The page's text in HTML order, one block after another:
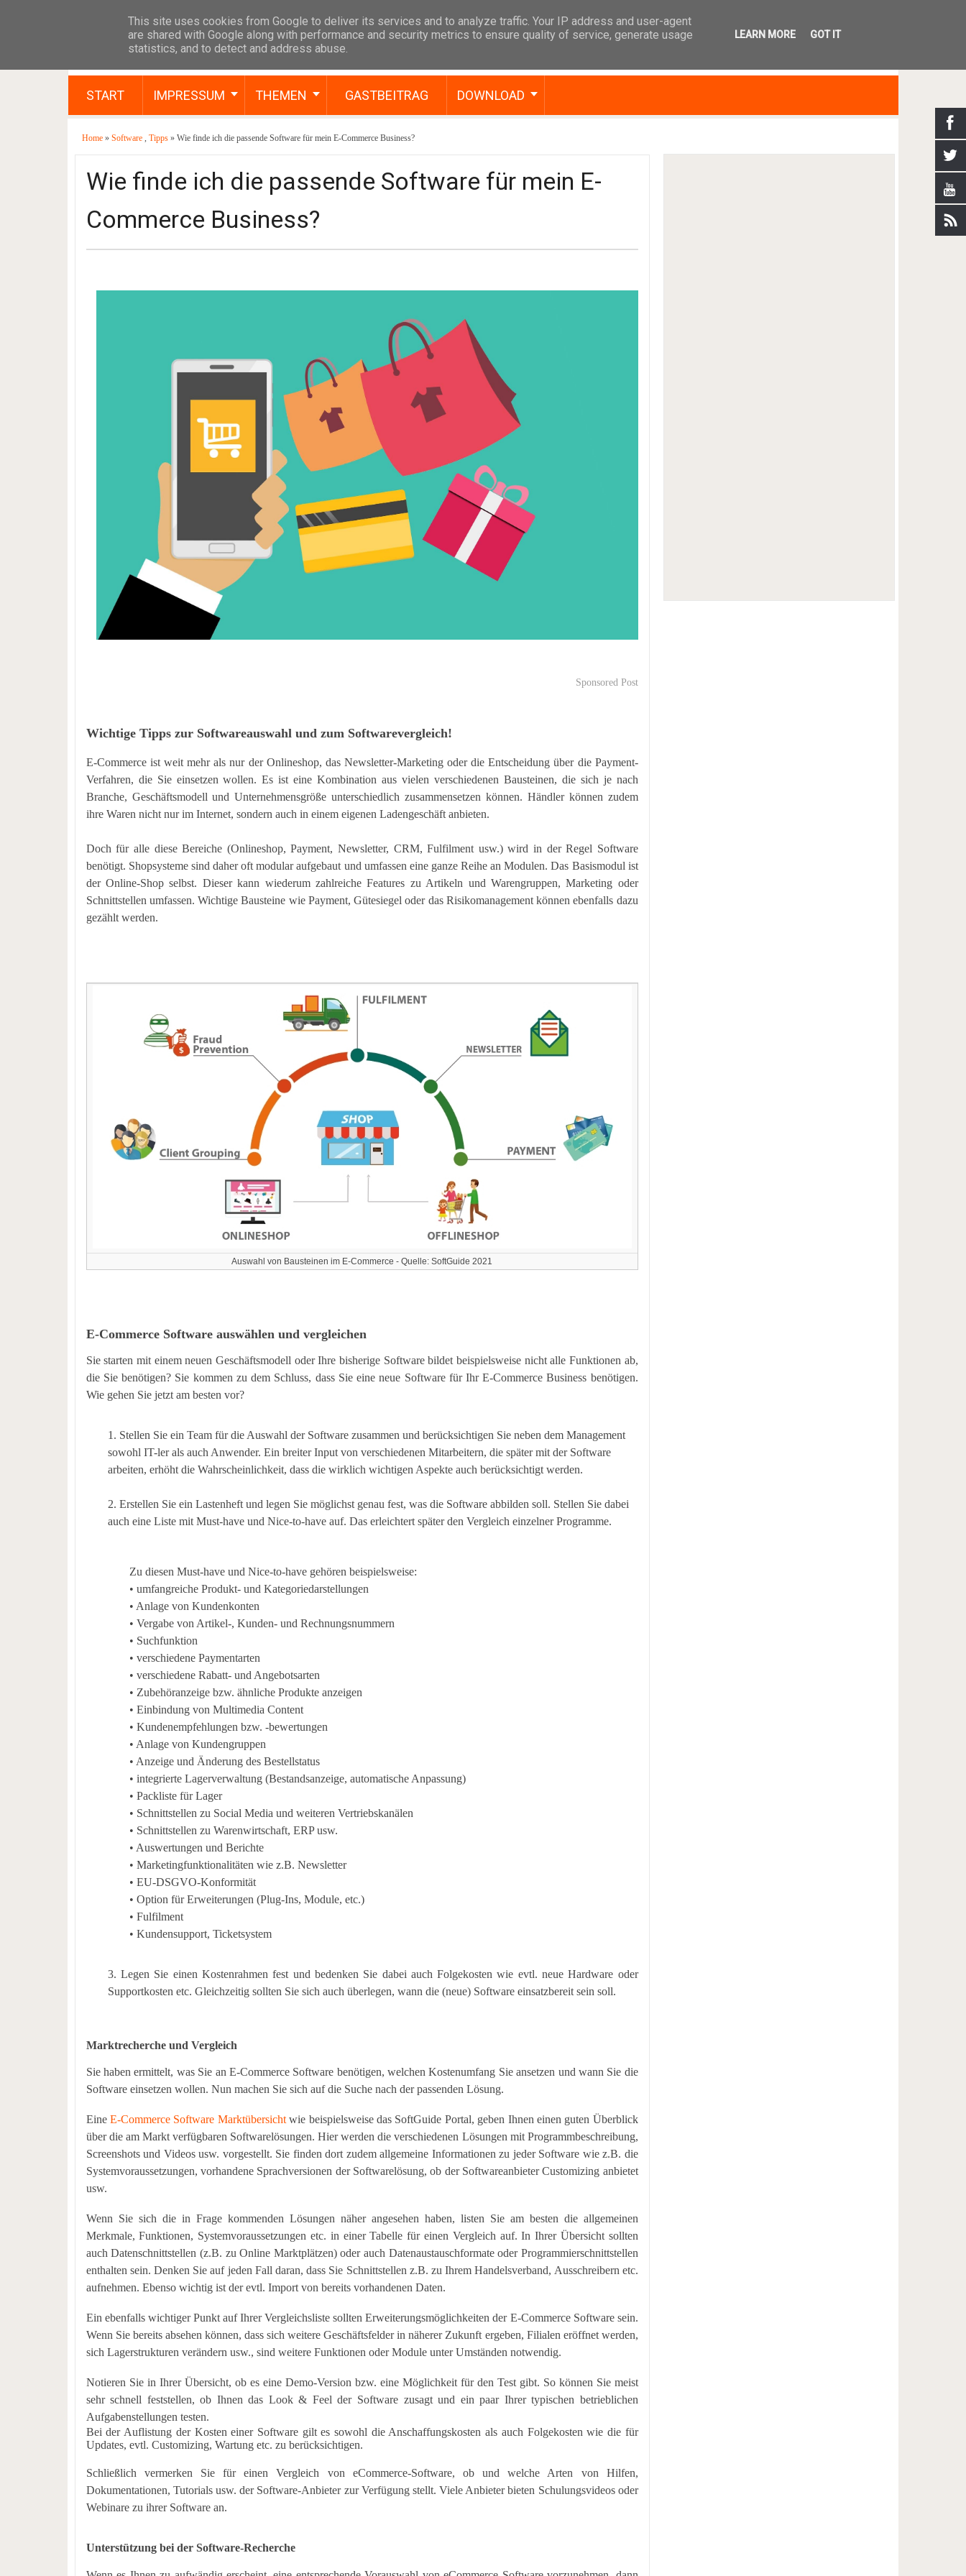
START IMPRESSUM THEMEN GASTBEITRAG DOWNLOAD
Home » Software , Tipps » Wie finde ich die passende Software für mein E-Commerce Business?
Wie finde ich die passende Software für mein E-
Commerce Business?
Sponsored Post
Wichtige Tipps zur Softwareauswahl und zum Softwarevergleich!
E-Commerce ist weit mehr als nur der Onlineshop, das Newsletter-Marketing oder die Entscheidung über die Payment-
Verfahren, die Sie einsetzen wollen. Es ist eine Kombination aus vielen verschiedenen Bausteinen, die sich je nach
Branche, Geschäftsmodell und Unternehmensgröße unterschiedlich zusammensetzen können. Händler können zudem
ihre Waren nicht nur im Internet, sondern auch in einem eigenen Ladengeschäft anbieten.
Doch für alle diese Bereiche (Onlineshop, Payment, Newsletter, CRM, Fulfilment usw.) wird in der Regel Software
benötigt. Shopsysteme sind daher oft modular aufgebaut und umfassen eine ganze Reihe an Modulen. Das Basismodul ist
der Online-Shop selbst. Dieser kann wiederum zahlreiche Features zu Artikeln und Warengruppen, Marketing oder
Schnittstellen umfassen. Wichtige Bausteine wie Payment, Gütesiegel oder das Risikomanagement können ebenfalls dazu
gezählt werden.
Auswahl von Bausteinen im E-Commerce - Quelle: SoftGuide 2021
E-Commerce Software auswählen und vergleichen
Sie starten mit einem neuen Geschäftsmodell oder Ihre bisherige Software bildet beispielsweise nicht alle Funktionen ab,
die Sie benötigen? Sie kommen zu dem Schluss, dass Sie eine neue Software für Ihr E-Commerce Business benötigen.
Wie gehen Sie jetzt am besten vor?
1. Stellen Sie ein Team für die Auswahl der Software zusammen und berücksichtigen Sie neben dem Management
sowohl IT-ler als auch Anwender. Ein breiter Input von verschiedenen Mitarbeitern, die später mit der Software
arbeiten, erhöht die Wahrscheinlichkeit, dass die wirklich wichtigen Aspekte auch berücksichtigt werden.
2. Erstellen Sie ein Lastenheft und legen Sie möglichst genau fest, was die Software abbilden soll. Stellen Sie dabei
auch eine Liste mit Must-have und Nice-to-have auf. Das erleichtert später den Vergleich einzelner Programme.
Zu diesen Must-have und Nice-to-have gehören beispielsweise:
• umfangreiche Produkt- und Kategoriedarstellungen
• Anlage von Kundenkonten
• Vergabe von Artikel-, Kunden- und Rechnungsnummern
• Suchfunktion
• verschiedene Paymentarten
• verschiedene Rabatt- und Angebotsarten
• Zubehöranzeige bzw. ähnliche Produkte anzeigen
• Einbindung von Multimedia Content
• Kundenempfehlungen bzw. -bewertungen
• Anlage von Kundengruppen
• Anzeige und Änderung des Bestellstatus
• integrierte Lagerverwaltung (Bestandsanzeige, automatische Anpassung)
• Packliste für Lager
• Schnittstellen zu Social Media und weiteren Vertriebskanälen
• Schnittstellen zu Warenwirtschaft, ERP usw.
• Auswertungen und Berichte
• Marketingfunktionalitäten wie z.B. Newsletter
• EU-DSGVO-Konformität
• Option für Erweiterungen (Plug-Ins, Module, etc.)
• Fulfilment
• Kundensupport, Ticketsystem
3. Legen Sie einen Kostenrahmen fest und bedenken Sie dabei auch Folgekosten wie evtl. neue Hardware oder
Supportkosten etc. Gleichzeitig sollten Sie sich auch überlegen, wann die (neue) Software einsatzbereit sein soll.
Marktrecherche und Vergleich
Sie haben ermittelt, was Sie an E-Commerce Software benötigen, welchen Kostenumfang Sie ansetzen und wann Sie die
Software einsetzen wollen. Nun machen Sie sich auf die Suche nach der passenden Lösung.
EineE-Commerce Software Marktübersichtwie beispielsweise das SoftGuide Portal, geben Ihnen einen guten Überblick
über die am Markt verfügbaren Softwarelösungen. Hier werden die verschiedenen Lösungen mit Programmbeschreibung,
Screenshots und Videos usw. vorgestellt. Sie finden dort zudem allgemeine Informationen zu jeder Software wie z.B. die
Systemvoraussetzungen, vorhandene Sprachversionen der Softwarelösung, ob der Softwareanbieter Customizing anbietet
usw.
Wenn Sie sich die in Frage kommenden Lösungen näher angesehen haben, listen Sie am besten die allgemeinen
Merkmale, Funktionen, Systemvoraussetzungen etc. in einer Tabelle für einen Vergleich auf. In Ihrer Übersicht sollten
auch Datenschnittstellen (z.B. zu Online Marktplätzen) oder auch Datenaustauschformate oder Programmierschnittstellen
enthalten sein. Denken Sie auf jeden Fall daran, dass Sie Schnittstellen z.B. zu Ihrem Handelsverband, Ausschreibern etc.
aufnehmen. Ebenso wichtig ist der evtl. Import von bereits vorhandenen Daten.
Ein ebenfalls wichtiger Punkt auf Ihrer Vergleichsliste sollten Erweiterungsmöglichkeiten der E-Commerce Software sein.
Wenn Sie bereits absehen können, dass sich weitere Geschäftsfelder in näherer Zukunft ergeben, Filialen eröffnet werden,
sich Lagerstrukturen verändern usw., sind weitere Funktionen oder Module unter Umständen notwendig.
Notieren Sie in Ihrer Übersicht, ob es eine Demo-Version bzw. eine Möglichkeit für den Test gibt. So können Sie meist
sehr schnell feststellen, ob Ihnen das Look & Feel der Software zusagt und ein paar Ihrer typischen betrieblichen
Aufgabenstellungen testen.
Bei der Auflistung der Kosten einer Software gilt es sowohl die Anschaffungskosten als auch Folgekosten wie die für
Updates, evtl. Customizing, Wartung etc. zu berücksichtigen.
Schließlich vermerken Sie für einen Vergleich von eCommerce-Software, ob und welche Arten von Hilfen,
Dokumentationen, Tutorials usw. der Software-Anbieter zur Verfügung stellt. Viele Anbieter bieten Schulungsvideos oder
Webinare zu ihrer Software an.
Unterstützung bei der Software-Recherche
This site uses cookies from Google to deliver its services and to analyze traffic. Your IP address and user-agent
are shared with Google along with performance and security metrics to ensure quality of service, generate usage
statistics, and to detect and address abuse.
LEARN MORE GOT IT